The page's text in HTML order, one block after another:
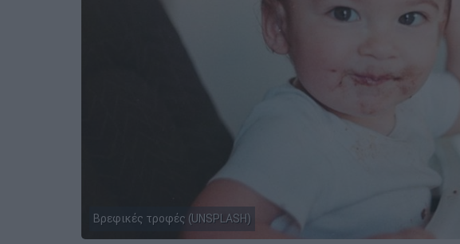
Βρεφικές τροφές (UNSPLASH)